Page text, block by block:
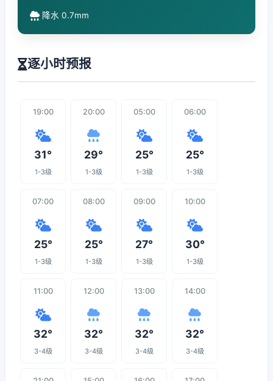
降水 0.7mm
逐小时预报
19:00
31°
1-3级
20:00
29°
1-3级
05:00
25°
1-3级
06:00
25°
1-3级
07:00
25°
1-3级
08:00
25°
1-3级
09:00
27°
1-3级
10:00
30°
1-3级
11:00
32°
3-4级
12:00
32°
3-4级
13:00
32°
3-4级
14:00
32°
3-4级